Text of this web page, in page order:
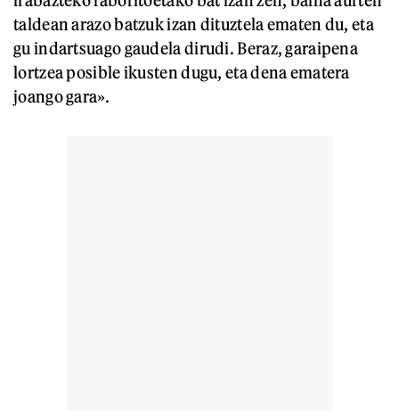
taldean arazo batzuk izan dituztela ematen du, eta
gu indartsuago gaudela dirudi. Beraz, garaipena
lortzea posible ikusten dugu, eta dena ematera
joango gara».